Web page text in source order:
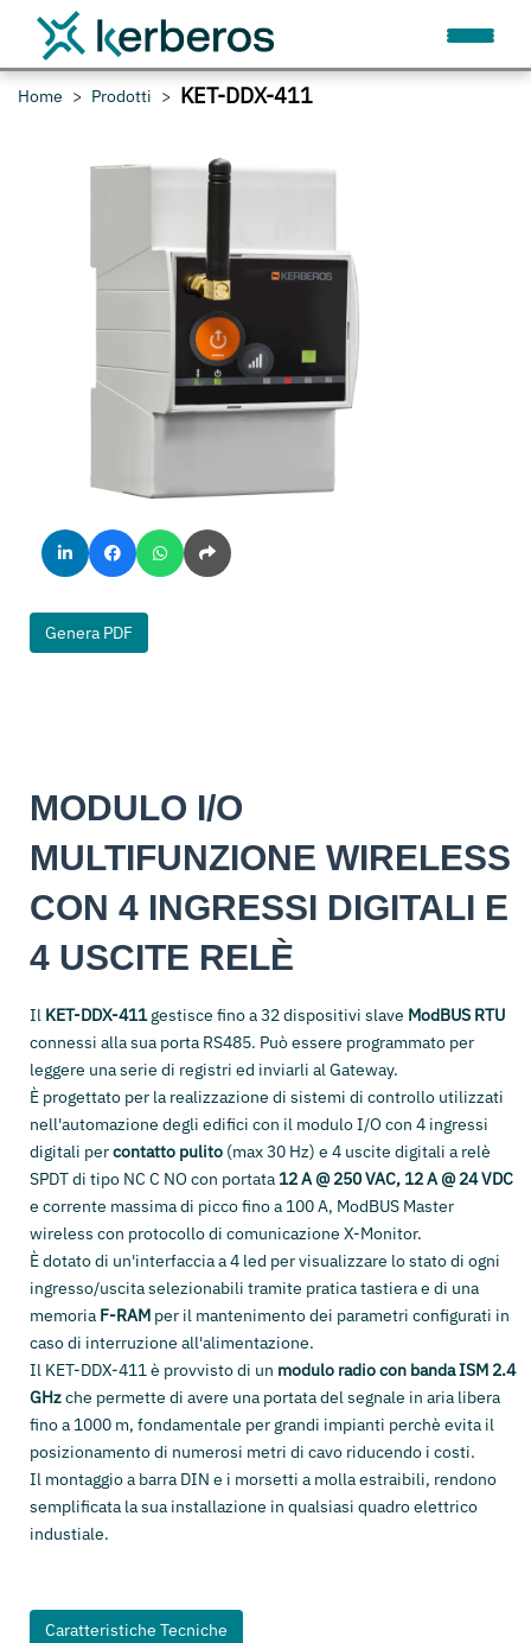
Home Prodotti KET-DDX-411
Genera PDF
MODULO I/O
MULTIFUNZIONE WIRELESS
CON 4 INGRESSI DIGITALI E
4 USCITE RELÈ
Il KET-DDX-411 gestisce fino a 32 dispositivi slave ModBUS RTU
connessi alla sua porta RS485. Può essere programmato per
leggere una serie di registri ed inviarli al Gateway.
È progettato per la realizzazione di sistemi di controllo utilizzati
nell'automazione degli edifici con il modulo I/O con 4 ingressi
digitali percontatto pulito (max 30 Hz) e 4 uscite digitali a relè
SPDT di tipo NC C NO con portata12 A @ 250 VAC, 12 A @ 24 VDC
e corrente massima di picco fino a 100 A, ModBUS Master
wireless con protocollo di comunicazione X-Monitor.
È dotato di un'interfaccia a 4 led per visualizzare lo stato di ogni
ingresso/uscita selezionabili tramite pratica tastiera e di una
memoria F-RAM per il mantenimento dei parametri configurati in
caso di interruzione all'alimentazione.
Il KET-DDX-411 è provvisto di un modulo radio con banda ISM 2.4
GHzche permette di avere una portata del segnale in aria libera
fino a 1000 m, fondamentale per grandi impianti perchè evita il
posizionamento di numerosi metri di cavo riducendo i costi.
Il montaggio a barra DIN e i morsetti a molla estraibili, rendono
semplificata la sua installazione in qualsiasi quadro elettrico
industiale.
Caratteristiche Tecniche